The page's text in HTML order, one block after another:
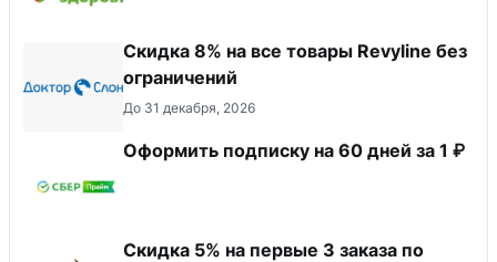
​Скидка 8% на все товары Revyline без
ограничений
До 31 декабря, 2026
Оформить подписку на 60 дней за 1 ₽
Скидка 5% на первые 3 заказа по